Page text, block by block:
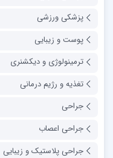
پزشکی ورزشی
پوست و زیبایی
ترمینولوژی و دیکشنری
تغذیه و رژیم درمانی
جراحی
جراحی اعصاب
جراحی پلاستیک و زیبایی